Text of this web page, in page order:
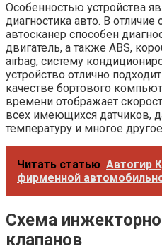
Особенностью устройства
диагностика авто. В
автосканер способен
двигатель, а также ABS,
airbag, систему
устройство отлично
качестве бортового
времени отображает
всех имеющихся датчиков,
температуру и многое
Читать статью Автогир
фирменной
Схема
клапанов